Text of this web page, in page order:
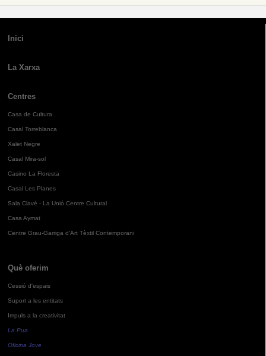
Inici
La Xarxa
Centres
Casa de Cultura
Casal Torreblanca
Xalet Negre
Casal Mira-sol
Casino La Floresta
Casal Les Planes
Sala Clavé - La Unió Centre Cultural
Casa Aymat
Centre Grau-Garriga d'Art Tèxtil Contemporani
Què oferim
Cessió d'espais
Suport a les entitats
Impuls a la creativitat
La Pua
Oficina Jove